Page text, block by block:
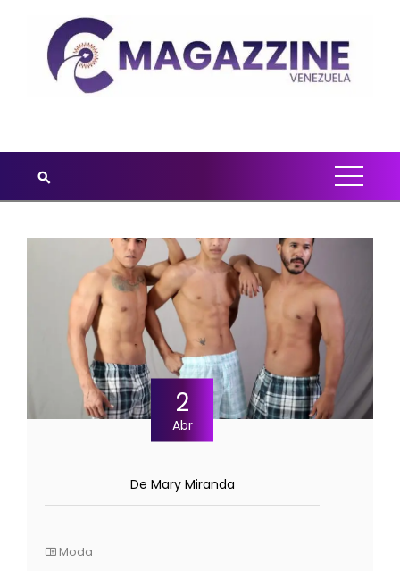
2
Abr
De Mary Miranda
Moda